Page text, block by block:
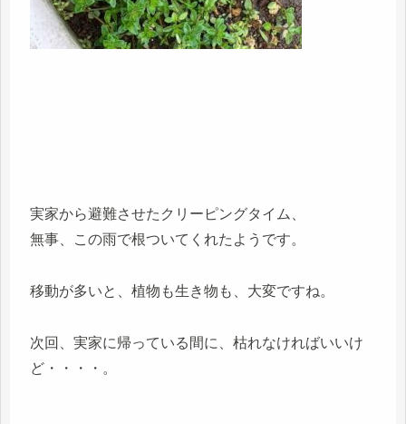
実家から避難させたクリーピングタイム、
無事、この雨で根ついてくれたようです。
移動が多いと、植物も生き物も、大変ですね。
次回、実家に帰っている間に、枯れなければいいけ
ど・・・・。